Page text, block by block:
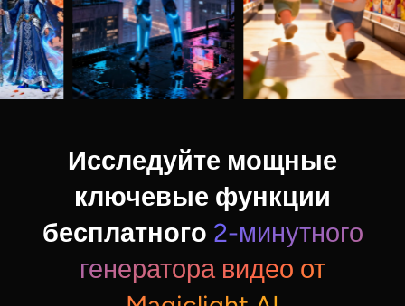
Исследуйте мощные
ключевые функции
бесплатного 2-минутного
генератора видео от